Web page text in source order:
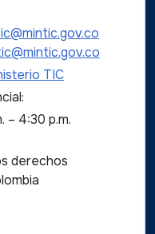
TIC
– 4:30 p.m.
derechos